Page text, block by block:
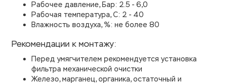
Рабочее давление, Бар: 2.5 - 6,0
Рабочая температура, С: 2 - 40
Влажность воздуха, %: не более 80
Рекомендации к монтажу:
Перед умягчителем рекомендуется установка
фильтра механической очистки
Железо, марганец, органика, остаточный и